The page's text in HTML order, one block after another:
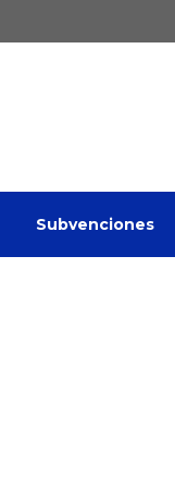
Subvenciones